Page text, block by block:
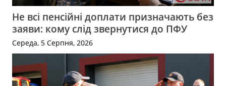
Не всі пенсійні доплати призначають без
заяви: кому слід звернутися до ПФУ
Середа, 5 Серпня, 2026